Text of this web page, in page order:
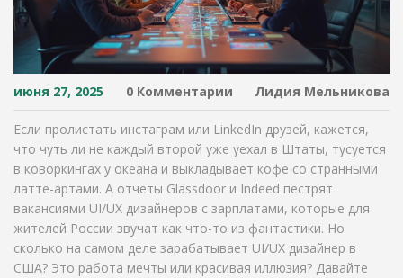
июня 27, 2025 0 Комментарии Лидия Мельникова
Если пролистать инстаграм или LinkedIn друзей, кажется,
что чуть ли не каждый второй уже уехал в Штаты, тусуется
в коворкингах у океана и выкладывает кофе со странными
латте-артами. А отчеты Glassdoor и Indeed пестрят
вакансиями UI/UX дизайнеров с зарплатами, которые для
жителей России звучат как что-то из фантастики. Но
сколько на самом деле зарабатывает UI/UX дизайнер в
США? Это работа мечты или красивая иллюзия? Давайте